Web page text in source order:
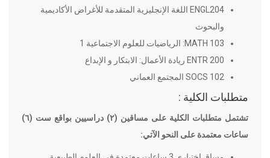
ENGL204 اللغة الإنجليزية المتقدمة للأغراض الأكاديمية
والبحوث
MATH 103: الرياضيات للعلوم الاجتماعية 1
ENTR 200 ريادة الأعمال: الابتكار و الإبداع
SOCS 102 المجتمع العماني
متطلبات الكلية :
تشتمل متطلبات الكلية على مساقين (٢) دراسيين بواقع ست (٦)
ساعات معتمدة على النحو الآتي: